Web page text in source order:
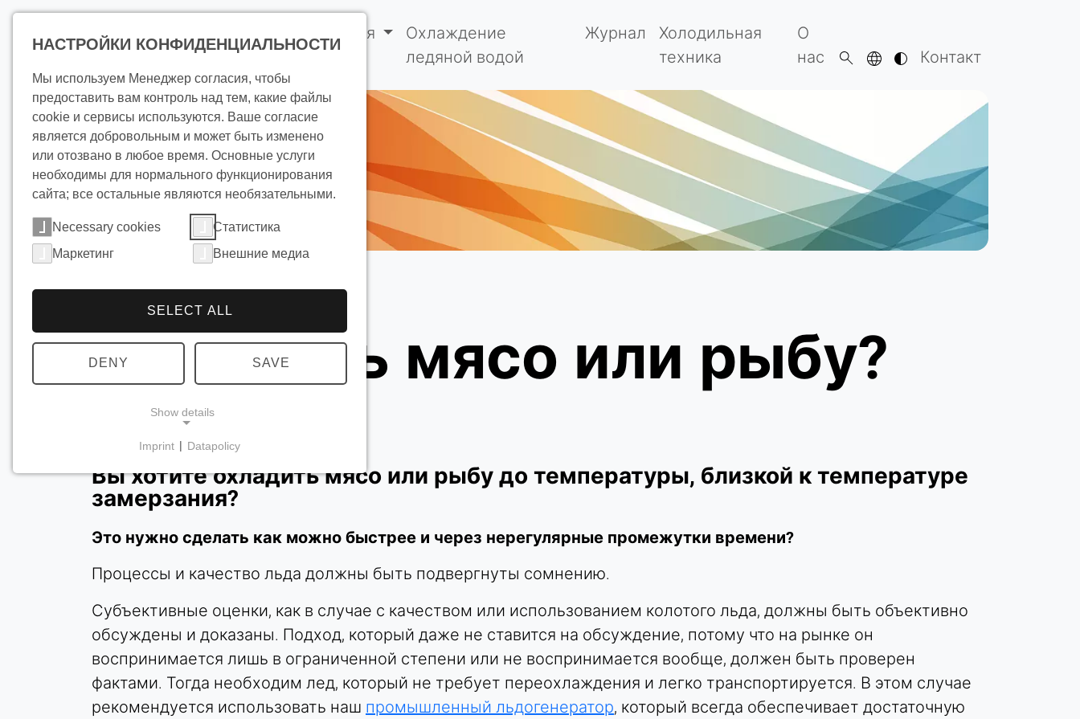
Продукция
Охлаждение
ледяной водой
Журнал
Холодильная
техника
О
нас
Контакт
Охладить мясо или рыбу?
Вы хотите охладить мясо или рыбу до температуры, близкой к температуре
замерзания?
Это нужно сделать как можно быстрее и через нерегулярные промежутки времени?
Процессы и качество льда должны быть подвергнуты сомнению.
Субъективные оценки, как в случае с качеством или использованием колотого льда, должны быть объективно
обсуждены и доказаны. Подход, который даже не ставится на обсуждение, потому что на рынке он
воспринимается лишь в ограниченной степени или не воспринимается вообще, должен быть проверен
фактами. Тогда необходим лед, который не требует переохлаждения и легко транспортируется. В этом случае
рекомендуется использовать наш промышленный льдогенератор, который всегда обеспечивает достаточную
НАСТРОЙКИ КОНФИДЕНЦИАЛЬНОСТИ
Мы используем Менеджер согласия, чтобы
предоставить вам контроль над тем, какие файлы
cookie и сервисы используются. Ваше согласие
является добровольным и может быть изменено
или отозвано в любое время. Основные услуги
необходимы для нормального функционирования
сайта; все остальные являются необязательными.
Necessary cookies
Статистика
Маркетинг
Внешние медиа
SELECT ALL
DENY SAVE
Show details
Требуются для обеспечения основной
функциональности сайта, например, для
конфиденциальности. Эти файлы cookie нельзя
Name:
Provider:
Heat Transfer Technology
Imprint | Datapolicy